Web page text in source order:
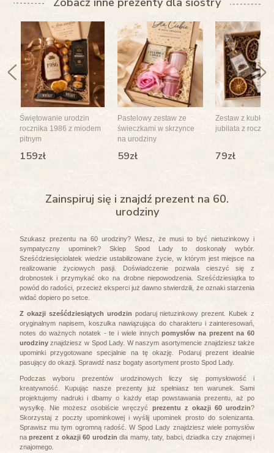
Świętowanie urodzin
rocznika 1986 z miodem
pitnym
159zł
Pastelowy zestaw ze
świeczkami w skrzynce
na urodziny
59zł
Zestaw z
jubilata z
79zł
Zainspiruj się i znajdź prezent na 60.
urodziny
Szukasz prezentu na 60 urodziny? Wiesz, że musi to być nietuzinkowy i
sympatyczny upominek? Sklep Spod Lady to doskonały wybór.
Sześćdziesięciolatek wiedzie ustabilizowane życie, w którym jest miejsce na
realizowanie życiowych pasji. Doświadczenie pozwala cieszyć się z
drobnostek i przymykać oko na drobne niepowodzenia. Sześćdziesiątka to
powód do radości, przecież eksperci już dawno stwierdzili, że oznaki starzenia
widać dopiero po setce.
Z okazji sześćdziesiątych urodzin podaruj nietuzinkowy prezent. Kubek z
oryginalnym napisem, koszulka nawiązująca do charakteru i zainteresowań,
notes do ważnych notatek - te i wiele innychpomysłów na prezent na 60
urodzinyznajdziesz w Spod Lady. W naszym asortymencie znajdziesz także
upominki przygotowane specjalnie na tę okazję. Podaruj prezent idealnie
pasujący do okazji. Sprawdź nasz bogaty asortyment prosto Spod Lady.
Podczas wyboru prezentów urodzinowych liczy się pomysłowość i
kreatywność. Kupując nasze prezenty już spełniasz ten warunek. Sami
projektujemy nadruki i dbamy o każdy etap powstawania prezentu, aż po
wysyłkę. Nie możesz osobiście wręczyć prezentu z okazji 60 urodzin?
Skorzystaj z poczty upominkowej i wyślij upominek prosto do solenizanta.
Sprawisz mu tym ogromną radość. W Spod Lady znajdziesz wiele pomysłów
naprezent z okazji 60 urodzin dla mamy, taty, babci, dziadka czy znajomej i
znajomego.